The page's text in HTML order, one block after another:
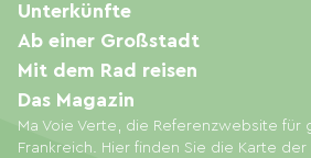
Ma Voie Verte, die Referenzwebsite für
Frankreich. Hier finden Sie die Karte
Unterkünfte
Ab einer Großstadt
Mit dem Rad reisen
Das Magazin